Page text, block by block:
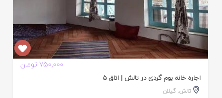
750,000 تومان
اجاره خانه بوم گردی در تالش | اتاق 5
تالش,گیلان